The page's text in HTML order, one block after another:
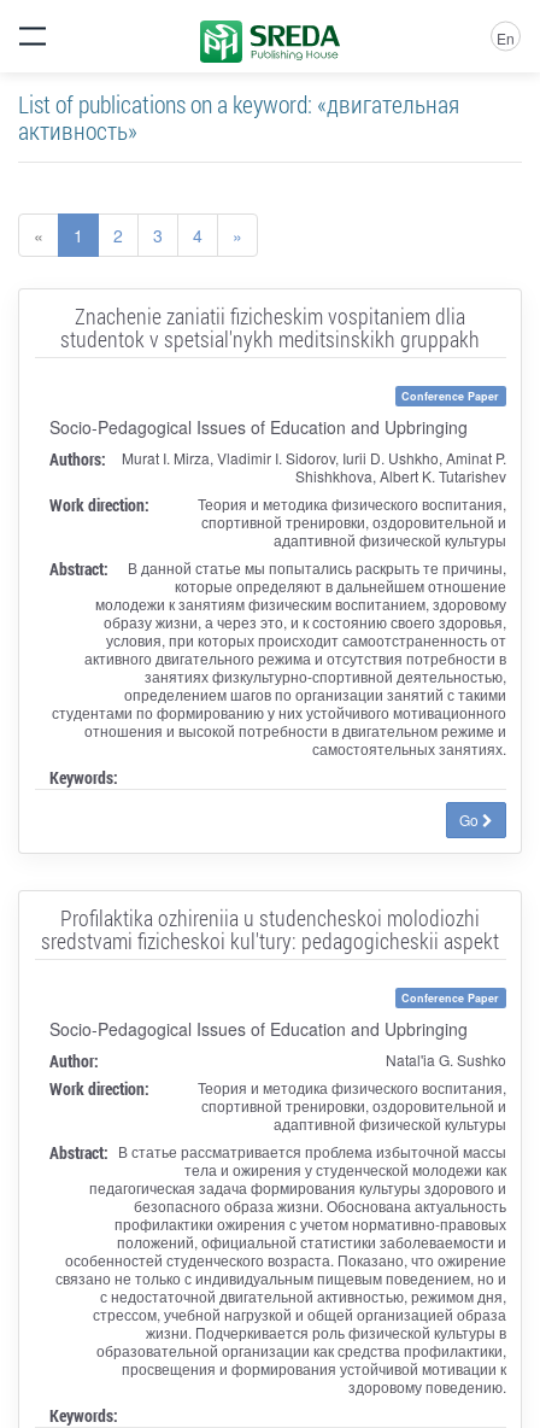
En
List of publications on a keyword: «двигательная
активность»
« 1 2 3 4 »
Znachenie zaniatii fizicheskim vospitaniem dlia
studentok v spetsial'nykh meditsinskikh gruppakh
Conference Paper
Socio-Pedagogical Issues of Education and Upbringing
Authors:
Murat I. Mirza, Vladimir I. Sidorov, Iurii D. Ushkho, Aminat P.
Shishkhova, Albert K. Tutarishev
Work direction:
Теория и методика физического воспитания,
спортивной тренировки, оздоровительной и
адаптивной физической культуры
Abstract:
В данной статье мы попытались раскрыть те причины,
которые определяют в дальнейшем отношение
молодежи к занятиям физическим воспитанием, здоровому
образу жизни, а через это, и к состоянию своего здоровья,
условия, при которых происходит самоотстраненность от
активного двигательного режима и отсутствия потребности в
занятиях физкультурно-спортивной деятельностью,
определением шагов по организации занятий с такими
студентами по формированию у них устойчивого мотивационного
отношения и высокой потребности в двигательном режиме и
самостоятельных занятиях.
Keywords:
Go
Profilaktika ozhireniia u studencheskoi molodiozhi
sredstvami fizicheskoi kul'tury: pedagogicheskii aspekt
Conference Paper
Socio-Pedagogical Issues of Education and Upbringing
Author: Natal'ia G. Sushko
Work direction:
Теория и методика физического воспитания,
спортивной тренировки, оздоровительной и
адаптивной физической культуры
Abstract: В статье рассматривается проблема избыточной массы
тела и ожирения у студенческой молодежи как
педагогическая задача формирования культуры здорового и
безопасного образа жизни. Обоснована актуальность
профилактики ожирения с учетом нормативно-правовых
положений, официальной статистики заболеваемости и
особенностей студенческого возраста. Показано, что ожирение
связано не только с индивидуальным пищевым поведением, но и
с недостаточной двигательной активностью, режимом дня,
стрессом, учебной нагрузкой и общей организацией образа
жизни. Подчеркивается роль физической культуры в
образовательной организации как средства профилактики,
просвещения и формирования устойчивой мотивации к
здоровому поведению.
Keywords: